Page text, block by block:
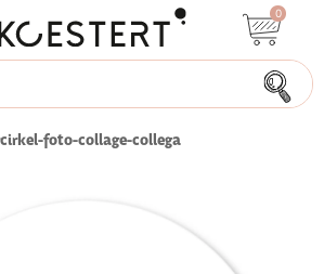
0
foto-collage-collega